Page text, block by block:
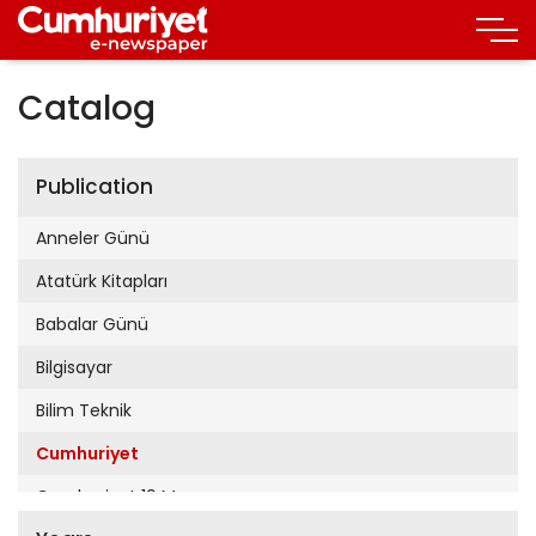
Catalog
Publication
Anneler Günü
Atatürk Kitapları
Babalar Günü
Bilgisayar
Bilim Teknik
Cumhuriyet
Cumhuriyet 19 Mayıs